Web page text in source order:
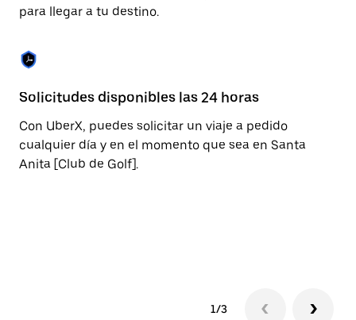
para llegar a tu destino.
Solicitudes disponibles las 24 horas
Con UberX, puedes solicitar un viaje a pedido
cualquier día y en el momento que sea en Santa
Anita [Club de Golf].
1/3